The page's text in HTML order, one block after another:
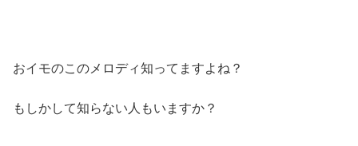
おイモのこのメロディ知ってますよね？
もしかして知らない人もいますか？